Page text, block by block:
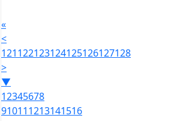
«
<
121122123124125126127128
>
▼
12345678
910111213141516